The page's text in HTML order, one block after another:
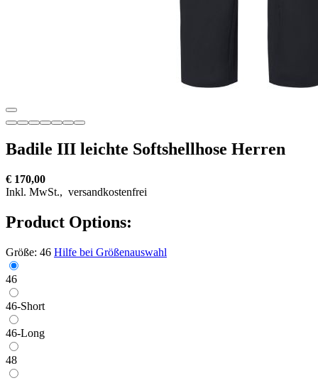
Badile III leichte Softshellhose Herren
€ 170,00
Inkl. MwSt., versandkostenfrei
Product Options:
Größe: 46 Hilfe bei Größenauswahl
46
46-Short
46-Long
48